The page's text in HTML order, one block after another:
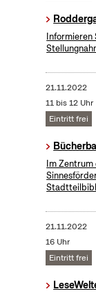
Informieren
21.11.2022
11 bis 12 Uhr
Eintritt frei
Im
21.11.2022
16 Uhr
Eintritt frei